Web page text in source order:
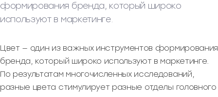
формирования бренда, который широко
используют в маркетинге.
Цвет — один из важных инструментов формирования
бренда, который широко используют в маркетинге.
По результатам многочисленных исследований,
разные цвета стимулирует разные отделы головного